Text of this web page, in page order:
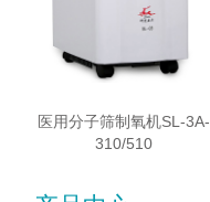
医用分子筛制氧机SL-3A-
310/510